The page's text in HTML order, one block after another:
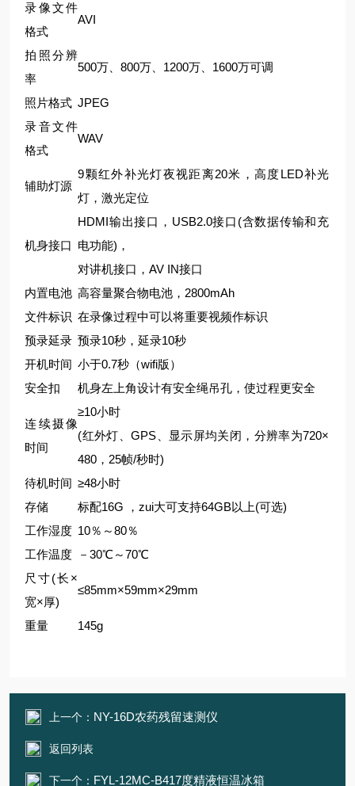
录像文件
格式
AVI
拍照分辨
率
500万、800万、1200万、1600万可调
照片格式 JPEG
录音文件
格式
WAV
辅助灯源
9颗红外补光灯夜视距离20米，高度LED补光
灯，激光定位
机身接口
HDMI输出接口，USB2.0接口(含数据传输和充
电功能)，
对讲机接口，AV IN接口
内置电池 高容量聚合物电池，2800mAh
文件标识 在录像过程中可以将重要视频作标识
预录延录 预录10秒，延录10秒
开机时间 小于0.7秒（wifi版）
安全扣
机身左上角设计有安全绳吊孔，使过程更安全
连续摄像
时间
≥10小时
(红外灯、GPS、显示屏均关闭，分辨率为720×
480，25帧/秒时)
待机时间 ≥48小时
存储
标配16G ，zui大可支持64GB以上(可选)
工作湿度 10％～80％
工作温度
－30℃～70℃
尺寸(长×
宽×厚)
≤85mm×59mm×29mm
重量 145g
上一个： NY-16D农药残留速测仪
返回列表
下一个： FYL-12MC-B417度精液恒温冰箱